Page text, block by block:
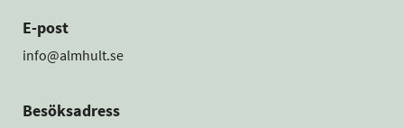
E-post
info@almhult.se
Besöksadress